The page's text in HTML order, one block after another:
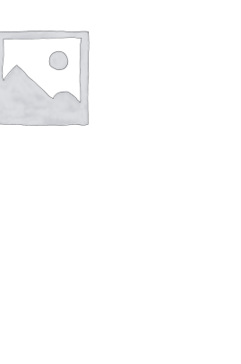
AGGIUNGI
AL
CARRELLO